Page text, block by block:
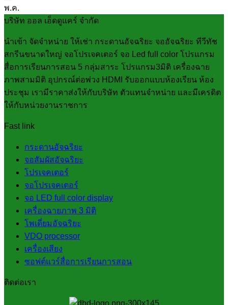
พ.ค.
บริษัท ออล เอ็ดดูแคร์ จำกัด
นำเข้า จัดจำหน่าย ให้เช่า กระดานอัจฉริยะ จออัจฉริยะ ทีวีทัช
สกรีนขนาดใหญ่ จอโปรเจคเตอร์ จอ Led full color โปรแกรม
สื่อการเรียนการสอน 5 กลุ่มสาระ โปรแกรม3มิติ เครื่องฉาย
ภาพสามมิติ อุปกรณ์ต่อพ่วง HDMI รับออกแบบห้องเรียน ห้อง
ประชุม เรามีราคาส่งให้กับบริษัท ตัวแทนจำหน่าย และมีเครดิต
ให้กับหน่วยงานราชการ
Fast link
กระดานอัจฉริยะ
จอสัมผัสอัจฉริยะ
โปรเจคเตอร์
จอโปรเจคเตอร์
จอ LED full color display
เครื่องฉายภาพ 3 มิติ
โพเดี่ยมอัจฉริยะ
VDO processor
เครื่องเสียง
ซอฟต์แวร์สื่อการเรียนการสอน
ติดต่อเรา